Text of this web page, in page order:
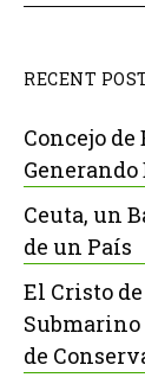
RECENT
Concejo de
Generando
Ceuta, un
de un País
El Cristo
Submarino
de